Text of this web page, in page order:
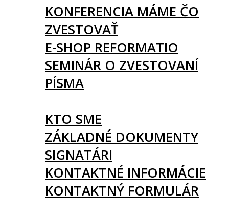
KONFERENCIA MÁME ČO
ZVESTOVAŤ
E-SHOP REFORMATIO
SEMINÁR O ZVESTOVANÍ
PÍSMA
KTO SME
ZÁKLADNÉ DOKUMENTY
SIGNATÁRI
KONTAKTNÉ INFORMÁCIE
KONTAKTNÝ FORMULÁR